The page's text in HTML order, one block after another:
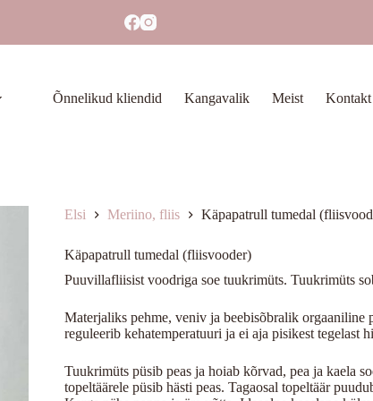
Õnnelikud kliendid Kangavalik Meist Kontakt
Elsi Meriino, fliis Käpapatrull tumedal
Käpapatrull tumedal (fliisvooder)
Puuvillafliisist voodriga soe tuukrimüts. Tuukrimüts
Materjaliks pehme, veniv ja beebisõbralik
reguleerib kehatemperatuuri ja ei aja pisikest tegelast
Tuukrimüts püsib peas ja hoiab kõrvad, pea ja kaela
topeltäärele püsib hästi peas. Tagaosal topeltäär